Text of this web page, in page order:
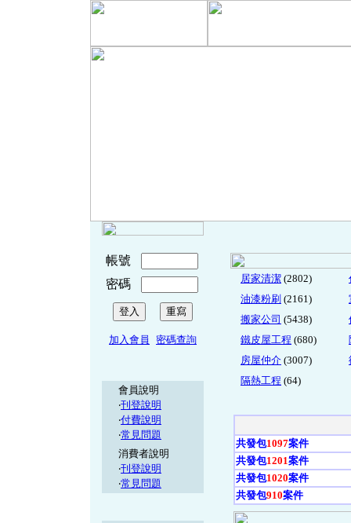
帳號
密碼
加入會員 密碼查詢
會員說明
‧刊登說明
‧付費說明
‧常見問題
消費者說明
‧刊登說明
‧常見問題
居家清潔 (2802)
油漆粉刷 (2161)
搬家公司 (5438)
鐵皮屋工程 (680)
房屋仲介 (3007)
隔熱工程 (64)
共發包1097案件
共發包1201案件
共發包1020案件
共發包910案件